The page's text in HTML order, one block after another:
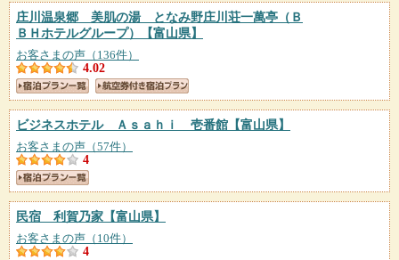
庄川温泉郷 美肌の湯 となみ野庄川荘一萬亭（Ｂ
ＢＨホテルグループ）
【富山県】
お客さまの声（136件）
4.02
ビジネスホテル Ａｓａｈｉ 壱番館 【富山県】
お客さまの声（57件）
4
民宿 利賀乃家 【富山県】
お客さまの声（10件）
4